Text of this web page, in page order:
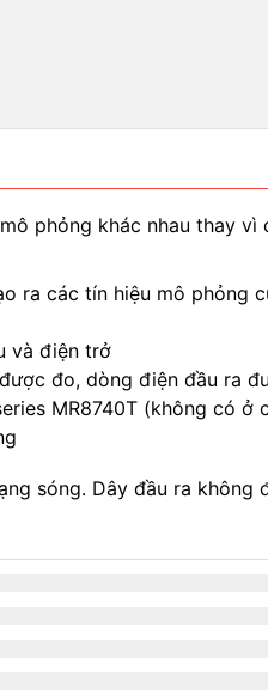
phỏng khác nhau thay vì
ra các tín hiệu mô phỏng
và điện trở
đo, dòng điện đầu ra
MR8740T (không có ở
sóng. Dây đầu ra không